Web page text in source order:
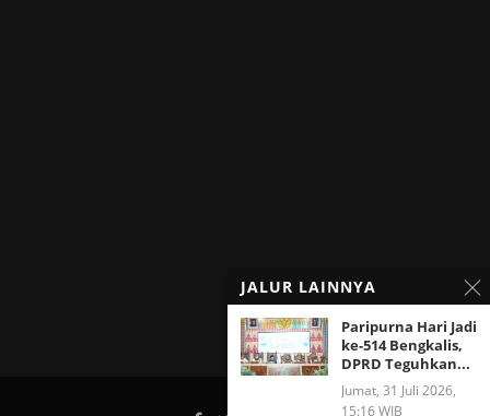
JALUR LAINNYA
Paripurna Hari Jadi
ke-514 Bengkalis,
DPRD Teguhkan...
Jumat, 31 Juli 2026,
15:16 WIB